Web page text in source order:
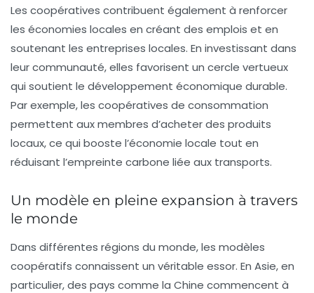
Les coopératives contribuent également à renforcer
les économies locales en créant des emplois et en
soutenant les entreprises locales. En investissant dans
leur communauté, elles favorisent un cercle vertueux
qui soutient le développement économique durable.
Par exemple, les coopératives de consommation
permettent aux membres d’acheter des produits
locaux, ce qui booste l’économie locale tout en
réduisant l’empreinte carbone liée aux transports.
Un modèle en pleine expansion à travers
le monde
Dans différentes régions du monde, les modèles
coopératifs connaissent un véritable essor. En Asie, en
particulier, des pays comme la Chine commencent à